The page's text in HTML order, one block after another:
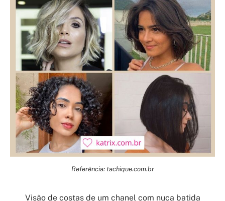
Referência: tachique.com.br
Visão de costas de um chanel com nuca batida